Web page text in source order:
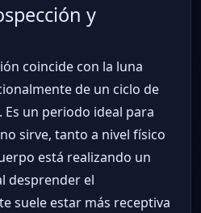
y
coincide con la luna
de un ciclo de
un periodo ideal para
sirve, tanto a nivel físico
está realizando un
desprender el
suele estar más receptiva